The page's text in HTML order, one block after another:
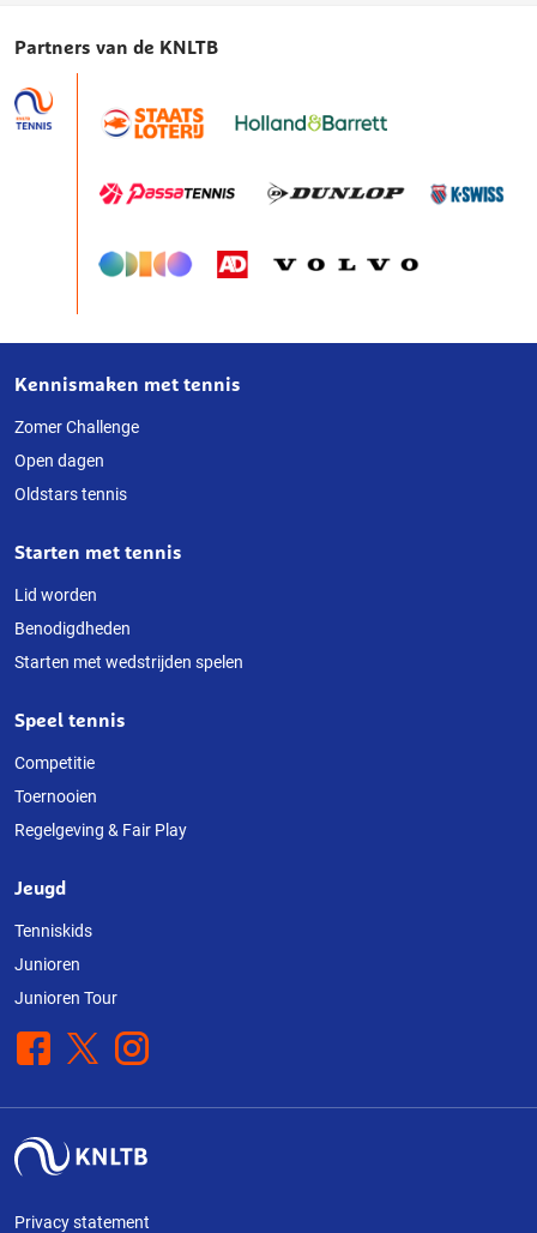
Partners van de KNLTB
Over
deze
website
Kennismaken met tennis
Zomer Challenge
Open dagen
Oldstars tennis
Starten met tennis
Lid worden
Benodigdheden
Starten met wedstrijden spelen
Speel tennis
Competitie
Toernooien
Regelgeving & Fair Play
Jeugd
Tenniskids
Junioren
Junioren Tour
Facebook
X Instagram
Privacy statement